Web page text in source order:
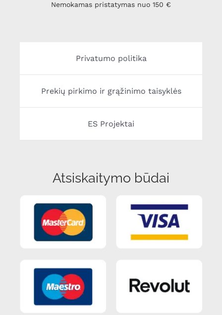
Nemokamas pristatymas nuo 150 €
Privatumo politika
Prekių pirkimo ir grąžinimo taisyklės
ES Projektai
Atsiskaitymo būdai